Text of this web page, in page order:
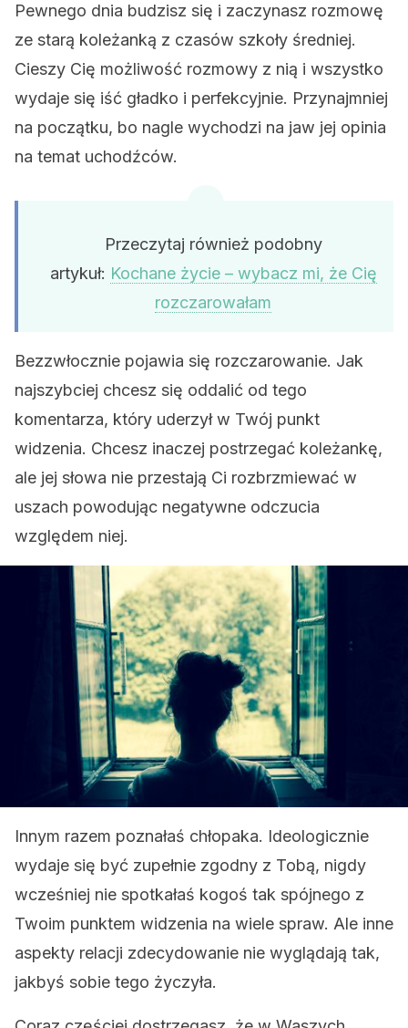
Pewnego dnia budzisz się i zaczynasz rozmowę
ze starą koleżanką z czasów szkoły średniej.
Cieszy Cię możliwość rozmowy z nią i wszystko
wydaje się iść gładko i perfekcyjnie. Przynajmniej
na początku, bo nagle wychodzi na jaw jej opinia
na temat uchodźców.
Przeczytaj również podobny
artykuł: Kochane życie – wybacz mi, że Cię
rozczarowałam
Bezzwłocznie pojawia się rozczarowanie. Jak
najszybciej chcesz się oddalić od tego
komentarza, który uderzył w Twój punkt
widzenia. Chcesz inaczej postrzegać koleżankę,
ale jej słowa nie przestają Ci rozbrzmiewać w
uszach powodując negatywne odczucia
względem niej.
Innym razem poznałaś chłopaka. Ideologicznie
wydaje się być zupełnie zgodny z Tobą, nigdy
wcześniej nie spotkałaś kogoś tak spójnego z
Twoim punktem widzenia na wiele spraw. Ale inne
aspekty relacji zdecydowanie nie wyglądają tak,
jakbyś sobie tego życzyła.